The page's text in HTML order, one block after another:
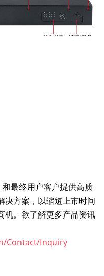
最终用户客户提供高质
决方案，以缩短上市时间
机。欲了解更多产品资讯
Contact/Inquiry